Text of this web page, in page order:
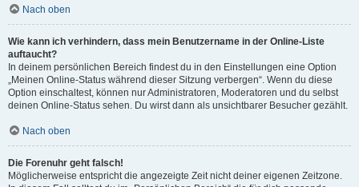
Nach oben
Wie kann ich verhindern, dass mein Benutzername in der Online-Liste
auftaucht?
In deinem persönlichen Bereich findest du in den Einstellungen eine Option
„Meinen Online-Status während dieser Sitzung verbergen“. Wenn du diese
Option einschaltest, können nur Administratoren, Moderatoren und du selbst
deinen Online-Status sehen. Du wirst dann als unsichtbarer Besucher gezählt.
Nach oben
Die Forenuhr geht falsch!
Möglicherweise entspricht die angezeigte Zeit nicht deiner eigenen Zeitzone.